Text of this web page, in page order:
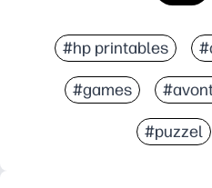
#hp printables
#games
#puzzel